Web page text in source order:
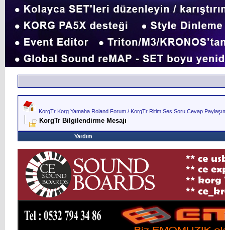
KorgTr Korg Yamaha Roland Forum / KorgTr Ritim Ses Soru Cevap
KorgTr Bilgilendirme Mesajı
Yardım